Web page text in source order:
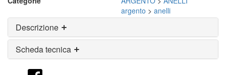
argento > anelli
Descrizione
Scheda tecnica